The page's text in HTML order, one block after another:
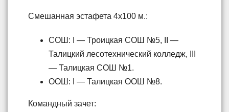
Смешанная эстафета 4х100 м.:
СОШ: I — Троицкая СОШ №5, II —
Талицкий лесотехнический колледж, III
— Талицкая СОШ №1.
ООШ: I — Талицкая ООШ №8.
Командный зачет: